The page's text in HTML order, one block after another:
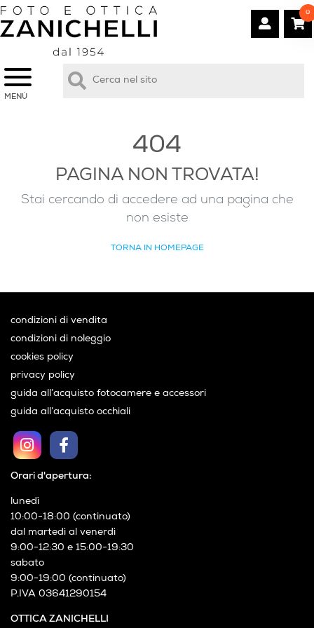
MENÙ
0
404
PAGINA NON TROVATA!
Stai cercando di accedere ad una pagina che
non esiste
TORNA IN HOMEPAGE
OTTICA ZANICHELLI
Orari d'apertura:
lunedì
10:00-18:00 (continuato)
dal martedì al venerdì
9:00-12:30 e 15:00-19:30
sabato
9:00-19:00 (continuato)
P.IVA 03641290154
condizioni di vendita
condizioni di noleggio
cookies policy
privacy policy
guida all’acquisto fotocamere e accessori
guida all’acquisto occhiali